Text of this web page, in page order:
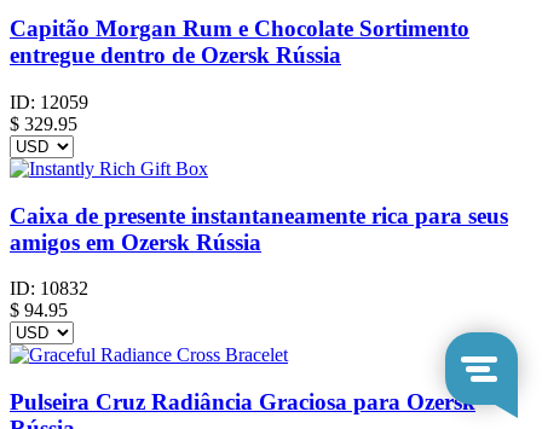
Capitão Morgan Rum e Chocolate Sortimento
entregue dentro de Ozersk Rússia
ID: 12059
$ 329.95
Caixa de presente instantaneamente rica para seus
amigos em Ozersk Rússia
ID: 10832
$ 94.95
Pulseira Cruz Radiância Graciosa para Ozersk